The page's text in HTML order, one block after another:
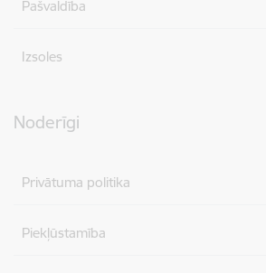
Pašvaldība
Izsoles
Noderīgi
Privātuma politika
Piekļūstamība